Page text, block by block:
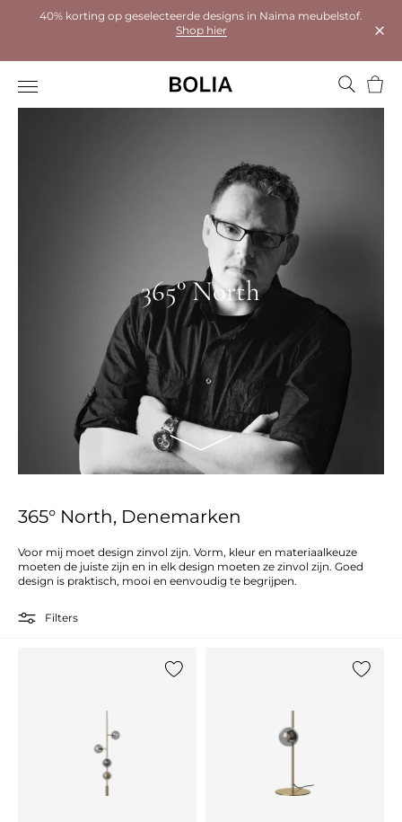
40% korting op geselecteerde designs in Naima meubelstof.
Shop hier
365° North
365° North, Denemarken
Voor mij moet design zinvol zijn. Vorm, kleur en materiaalkeuze
moeten de juiste zijn en in elk design moeten ze zinvol zijn. Goed
design is praktisch, mooi en eenvoudig te begrijpen.
Filters